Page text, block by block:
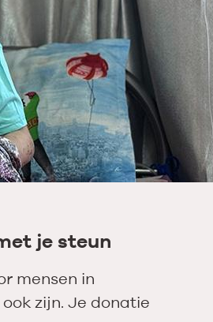
je steun
mensen in
zijn. Je donatie